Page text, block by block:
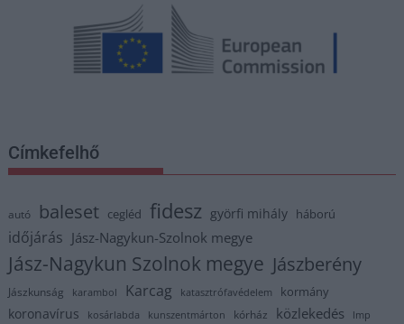
Címkefelhő
autó baleset cegléd fidesz györfi mihály háború
időjárás Jász-Nagykun-Szolnok megye
Jász-Nagykun Szolnok megye Jászberény
Jászkunság karambol Karcag katasztrófavédelem kormány
koronavírus kosárlabda kunszentmárton kórház közlekedés lmp